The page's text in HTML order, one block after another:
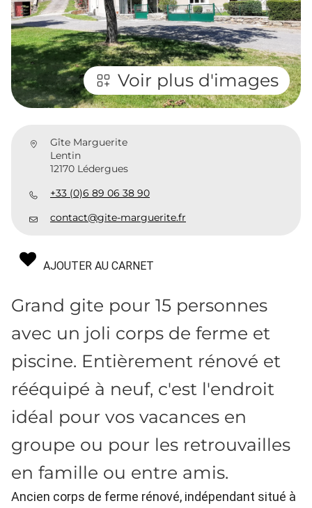
Voir plus d'images
Gîte Marguerite
Lentin
12170 Lédergues
+33 (0)6 89 06 38 90
contact@gite-marguerite.fr
AJOUTER AU CARNET
Grand gite pour 15 personnes
avec un joli corps de ferme et
piscine. Entièrement rénové et
rééquipé à neuf, c'est l'endroit
idéal pour vos vacances en
groupe ou pour les retrouvailles
en famille ou entre amis.
Ancien corps de ferme rénové, indépendant situé à